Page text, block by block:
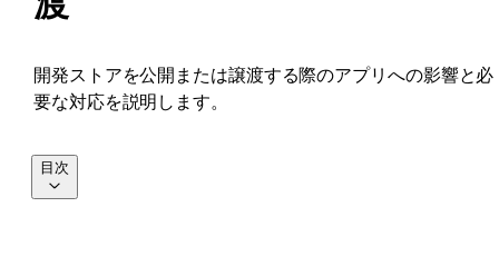
開発ストアを公開または譲渡する際のアプリへの影響と必
要な対応を説明します。
目次